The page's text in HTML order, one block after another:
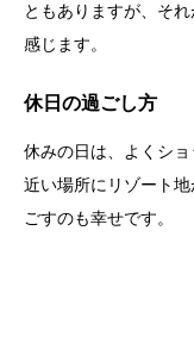
ともありますが、そ
感じます。
休日の過ごし方
休みの日は、よくシ
近い場所にリゾート
ごすのも幸せです。